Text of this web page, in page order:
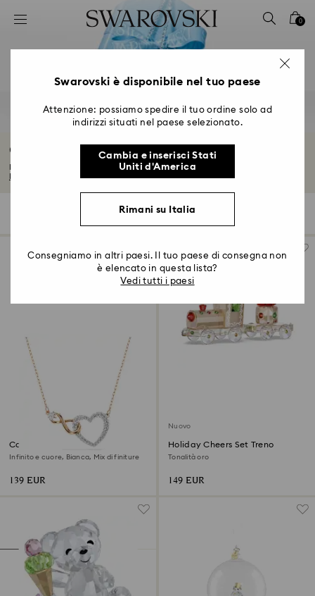
Accesskeys list
2 - Footer
4 - Search results
0
Gioielli e regali di anniversario
Esplora i nostri splendidi regali di anniversario per lui e per lei. Trova il...
Filtri
per
Collana Hyperbola
Infinito e cuore, Bianca, Mix di finiture
139 EUR
Nuovo
Holiday Cheers Set Treno
Tonalità oro
149 EUR
Swarovski è disponibile nel tuo paese
Attenzione: possiamo spedire il tuo ordine solo ad
indirizzi situati nel paese selezionato.
Cambia e inserisci Stati
Uniti d'America
Rimani su Italia
Consegniamo in altri paesi. Il tuo paese di consegna non
è elencato in questa lista?
Vedi tutti i paesi